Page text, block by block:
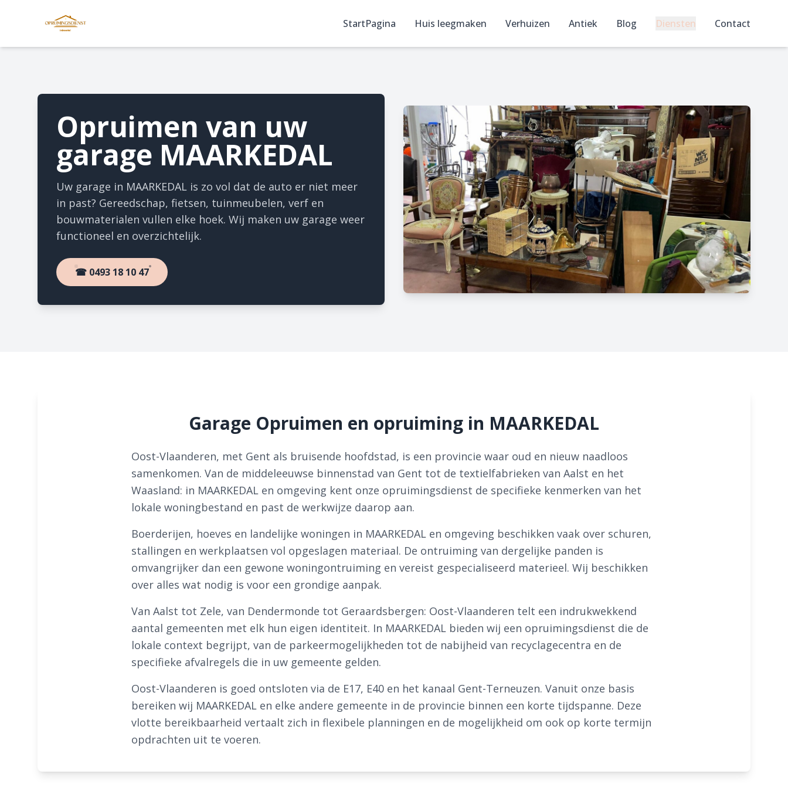
StartPagina Huis leegmaken Verhuizen Antiek Blog Diensten Contact
Opruimen van uw
garage MAARKEDAL
Uw garage in MAARKEDAL is zo vol dat de auto er niet meer
in past? Gereedschap, fietsen, tuinmeubelen, verf en
bouwmaterialen vullen elke hoek. Wij maken uw garage weer
functioneel en overzichtelijk.
☎ 0493 18 10 47
Garage Opruimen en opruiming in MAARKEDAL
Oost-Vlaanderen, met Gent als bruisende hoofdstad, is een provincie waar oud en nieuw naadloos
samenkomen. Van de middeleeuwse binnenstad van Gent tot de textielfabrieken van Aalst en het
Waasland: in MAARKEDAL en omgeving kent onze opruimingsdienst de specifieke kenmerken van het
lokale woningbestand en past de werkwijze daarop aan.
Boerderijen, hoeves en landelijke woningen in MAARKEDAL en omgeving beschikken vaak over schuren,
stallingen en werkplaatsen vol opgeslagen materiaal. De ontruiming van dergelijke panden is
omvangrijker dan een gewone woningontruiming en vereist gespecialiseerd materieel. Wij beschikken
over alles wat nodig is voor een grondige aanpak.
Van Aalst tot Zele, van Dendermonde tot Geraardsbergen: Oost-Vlaanderen telt een indrukwekkend
aantal gemeenten met elk hun eigen identiteit. In MAARKEDAL bieden wij een opruimingsdienst die de
lokale context begrijpt, van de parkeermogelijkheden tot de nabijheid van recyclagecentra en de
specifieke afvalregels die in uw gemeente gelden.
Oost-Vlaanderen is goed ontsloten via de E17, E40 en het kanaal Gent-Terneuzen. Vanuit onze basis
bereiken wij MAARKEDAL en elke andere gemeente in de provincie binnen een korte tijdspanne. Deze
vlotte bereikbaarheid vertaalt zich in flexibele planningen en de mogelijkheid om ook op korte termijn
opdrachten uit te voeren.